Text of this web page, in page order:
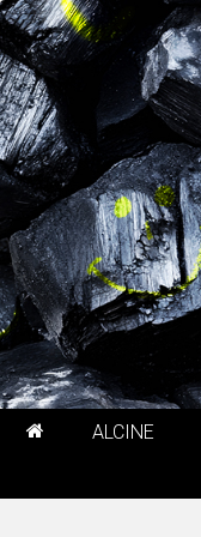
ALCINE